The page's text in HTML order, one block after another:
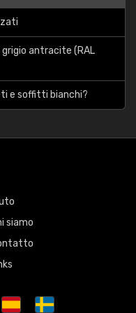
grigio antracite (RAL
e soffitti bianchi?
siamo